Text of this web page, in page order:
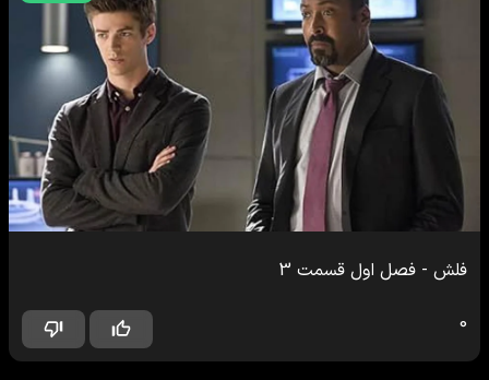
فلش - فصل اول قسمت 3
0